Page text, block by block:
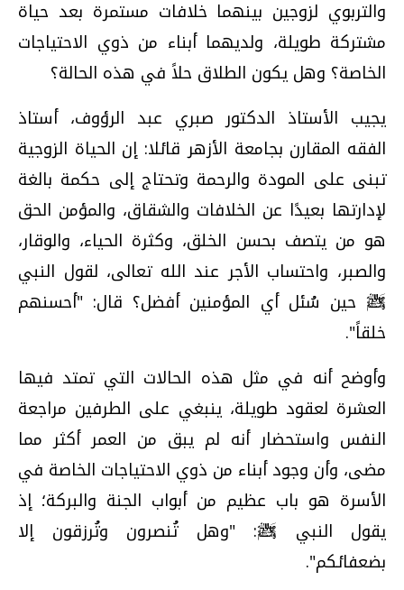
والتربوي لزوجين بينهما خلافات مستمرة بعد حياة
مشتركة طويلة، ولديهما أبناء من ذوي الاحتياجات
الخاصة؟ وهل يكون الطلاق حلاً في هذه الحالة؟
يجيب الأستاذ الدكتور صبري عبد الرؤوف، أستاذ
الفقه المقارن بجامعة الأزهر قائلا: إن الحياة الزوجية
تبنى على المودة والرحمة وتحتاج إلى حكمة بالغة
لإدارتها بعيدًا عن الخلافات والشقاق، والمؤمن الحق
هو من يتصف بحسن الخلق، وكثرة الحياء، والوقار،
والصبر، واحتساب الأجر عند الله تعالى، لقول النبي
ﷺ حين سُئل أي المؤمنين أفضل؟ قال: "أحسنهم
خلقاً".
وأوضح أنه في مثل هذه الحالات التي تمتد فيها
العشرة لعقود طويلة، ينبغي على الطرفين مراجعة
النفس واستحضار أنه لم يبق من العمر أكثر مما
مضى، وأن وجود أبناء من ذوي الاحتياجات الخاصة في
الأسرة هو باب عظيم من أبواب الجنة والبركة؛ إذ
يقول النبي ﷺ: "وهل تُنصرون وتُرزقون إلا
بضعفائكم".